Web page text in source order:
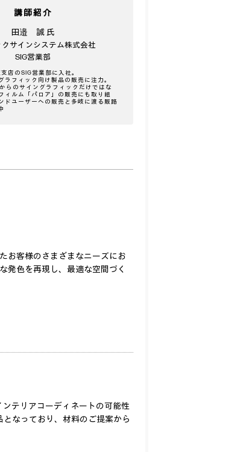
講師紹介
田邉 誠 氏
クサインシステム株式会社
SIG営業部
店のSIG営業部に入社。
ラフィック向け製品の販売に注力。
らのサイングラフィックだけではな
ィルム「パロア」の販売にも取り組
ドユーザーへの販売と多岐に渡る販路
お客様のさまざまなニーズにお
発色を再現し、最適な空間づく
テリアコーディネートの可能性
なっており、材料のご提案から